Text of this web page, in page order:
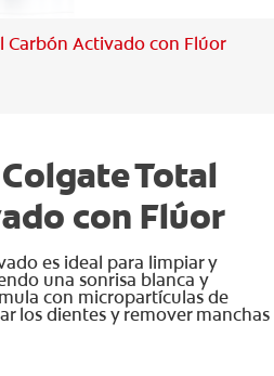
Carbón Activado con Flúor
Total
con Flúor
es ideal para limpiar y
una sonrisa blanca y
con micropartículas de
los dientes y remover manchas